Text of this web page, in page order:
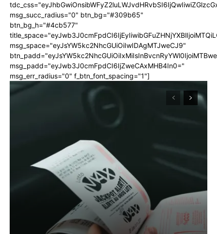
msg_succ_radius="0" btn_bg="#309b65"
btn_bg_h="#4cb577"
msg_space="eyJsYW5kc2NhcGUiOiIwIDAgMTJweCJ9"
msg_padd="eyJwb3J0cmFpdCI6IjZweCAxMHB4In0="
msg_err_radius="0" f_btn_font_spacing="1"]